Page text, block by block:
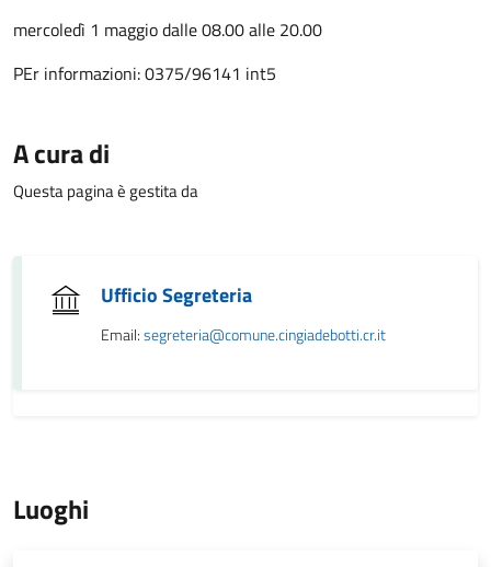
mercoledì 1 maggio dalle 08.00 alle 20.00
PEr informazioni: 0375/96141 int5
A cura di
Questa pagina è gestita da
Ufficio Segreteria
Email:segreteria@comune.cingiadebotti.cr.it
Luoghi